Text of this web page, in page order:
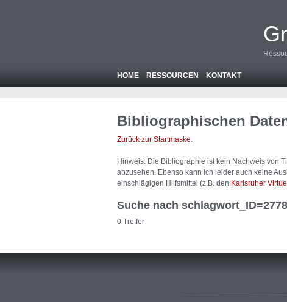
HOME RESSOURCEN KONTAKT
Bibliographischen
Zurück zur Startmaske.
Hinweis: Die Bibliographie ist kein Nachweis von
abzusehen. Ebenso kann ich leider auch keine
einschlägigen Hilfsmittel (z.B. den Karlsruher
Suche nach
0 Treffer